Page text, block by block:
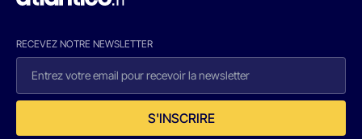
RECEVEZ NOTRE NEWSLETTER
S'INSCRIRE